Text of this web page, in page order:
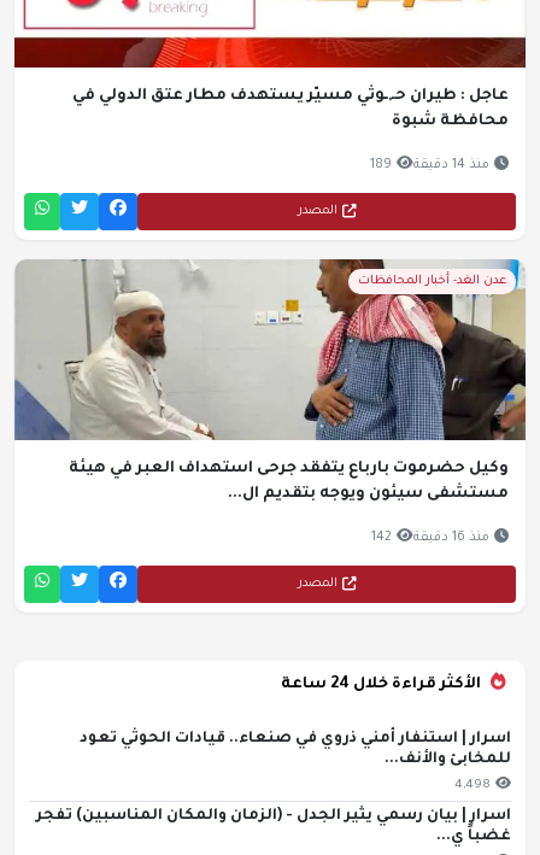
عاجل : طيران حـ,ـوثي مسيّر يستهدف مطار عتق الدولي في
محافظة شبوة
منذ 14 دقيقة 189
المصدر
عدن الغد- أخبار المحافظات
وكيل حضرموت بارباع يتفقد جرحى استهداف العبر في هيئة
مستشفى سيئون ويوجه بتقديم ال...
منذ 16 دقيقة 142
المصدر
الأكثر قراءة خلال 24 ساعة
اسرار | استنفار أمني ذروي في صنعاء.. قيادات الحوثي تعود
للمخابئ والأنف...
4,498
اسرار | بيان رسمي يثير الجدل - (الزمان والمكان المناسبين) تفجر
غضباً ي...